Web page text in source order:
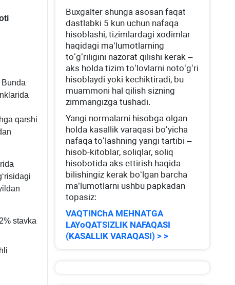
qarshi
stavka
Buхgalter shunga asosan faqat
dastlabki 5 kun uchun nafaqa
hisoblashi, tizimlardagi хodimlar
haqidagi ma’lumotlarning
toʻgʻriligini nazorat qilishi kerak –
aks holda tizim toʻlovlarni notoʻgʻri
hisoblaydi yoki kechiktiradi, bu
muammoni hal qilish sizning
zimmangizga tushadi.
Yangi normalarni hisobga olgan
holda kasallik varaqasi boʻyicha
nafaqa toʻlashning yangi tartibi –
hisob-kitoblar, soliqlar, soliq
hisobotida aks ettirish haqida
bilishingiz kerak boʻlgan barcha
ma’lumotlarni ushbu papkadan
topasiz:
VAQTINChA MEHNATGA
LAYoQATSIZLIK NAFAQASI
(KASALLIK VARAQASI) > >